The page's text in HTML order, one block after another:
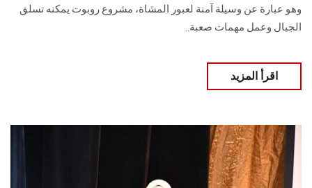
وهو عبارة عن وسيلة آمنة لعبور المشاة، مشروع روبوت يمكنه تسلق
الجبال وعمل مهمات صعبة..
اقرأ المزيد